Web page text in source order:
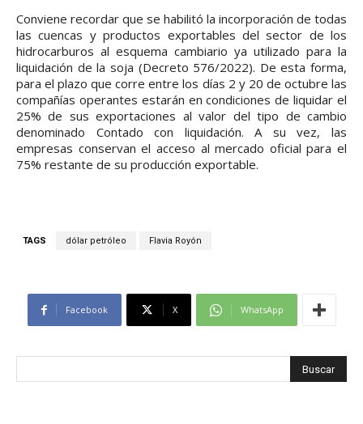
Conviene recordar que se habilitó la incorporación de todas
las cuencas y productos exportables del sector de los
hidrocarburos al esquema cambiario ya utilizado para la
liquidación de la soja (Decreto 576/2022). De esta forma,
para el plazo que corre entre los días 2 y 20 de octubre las
compañías operantes estarán en condiciones de liquidar el
25% de sus exportaciones al valor del tipo de cambio
denominado Contado con liquidación. A su vez, las
empresas conservan el acceso al mercado oficial para el
75% restante de su producción exportable.
TAGS dólar petróleo Flavia Royón
Facebook X WhatsApp